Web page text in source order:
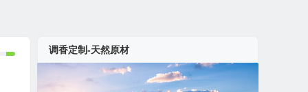
调香定制-天然原材